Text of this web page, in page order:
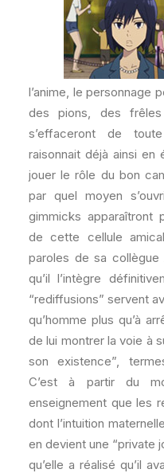
l’anime, le personnage
des pions, des
s’effaceront de
raisonnait déjà ainsi en
jouer le rôle du bon
par quel moyen
gimmicks apparaîtront
de cette cellule
paroles de sa collègue
qu’il l’intègre
“rediffusions” servent
qu’homme plus qu’à
de lui montrer la voie à
son existence”,
C’est à partir du
enseignement que les
dont l’intuition
en devient une “private
qu’elle a réalisé qu’il